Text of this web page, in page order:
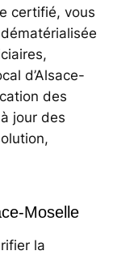
certifié, vous
d’Alsace-
des
jour des
Moselle
la